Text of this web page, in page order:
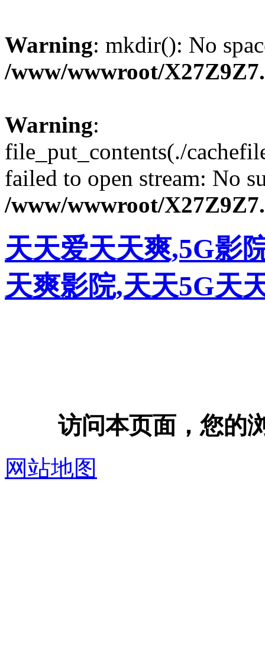
Warning: mkdir(): No
/www/wwwroot/
Warning:
file_put_contents(./
failed to open stream: No
/www/wwwroot/
天天爱天天爽,5G影
天爽影院,天天5G天
访问本页面，您的
网站地图